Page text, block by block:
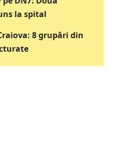
la spital
8 grupări din